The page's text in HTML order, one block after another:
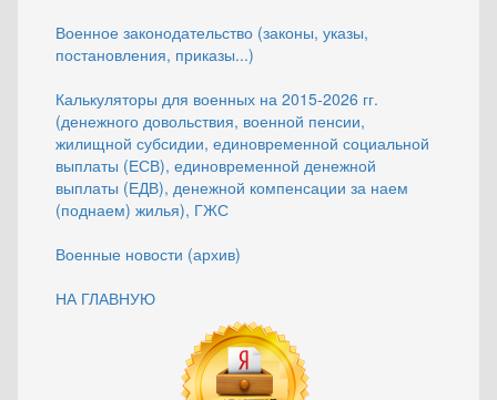
Военное законодательство (законы, указы,
постановления, приказы...)
Калькуляторы для военных на 2015-2026 гг.
(денежного довольствия, военной пенсии,
жилищной субсидии, единовременной социальной
выплаты (ЕСВ), единовременной денежной
выплаты (ЕДВ), денежной компенсации за наем
(поднаем) жилья), ГЖС
Военные новости (архив)
НА ГЛАВНУЮ